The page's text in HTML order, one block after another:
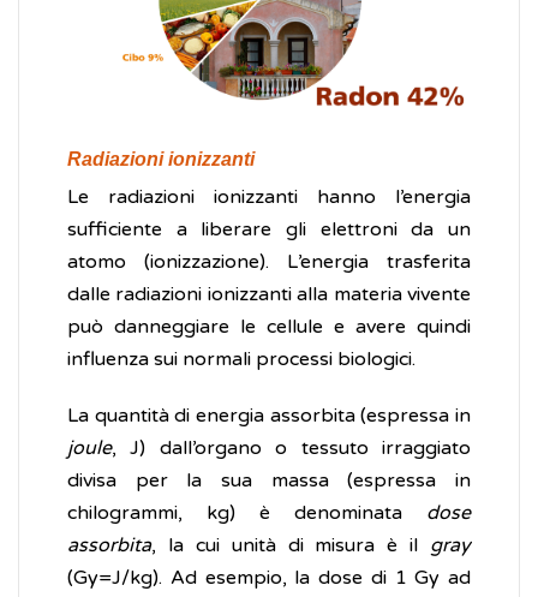
Radiazioni ionizzanti
Le radiazioni ionizzanti hanno l’energia
sufficiente a liberare gli elettroni da un
atomo (ionizzazione). L’energia trasferita
dalle radiazioni ionizzanti alla materia vivente
può danneggiare le cellule e avere quindi
influenza sui normali processi biologici.
La quantità di energia assorbita (espressa in
joule, J) dall’organo o tessuto irraggiato
divisa per la sua massa (espressa in
chilogrammi, kg) è denominata dose
assorbita, la cui unità di misura è il gray
(Gy=J/kg). Ad esempio, la dose di 1 Gy ad